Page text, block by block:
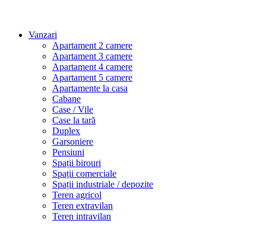
Vanzari
Apartament 2 camere
Apartament 3 camere
Apartament 4 camere
Apartament 5 camere
Apartamente la casa
Cabane
Case / Vile
Case la tară
Duplex
Garsoniere
Pensiuni
Spații birouri
Spații comerciale
Spații industriale / depozite
Teren agricol
Teren extravilan
Teren intravilan